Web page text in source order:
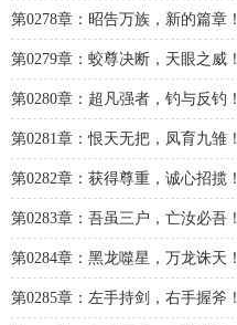
第0278章：昭告万族，新的篇章！
第0279章：蛟尊决断，天眼之威！
第0280章：超凡强者，钓与反钓！
第0281章：恨天无把，凤育九雏！
第0282章：获得尊重，诚心招揽！
第0283章：吾虽三户，亡汝必吾！
第0284章：黑龙噬星，万龙诛天！
第0285章：左手持剑，右手握斧！